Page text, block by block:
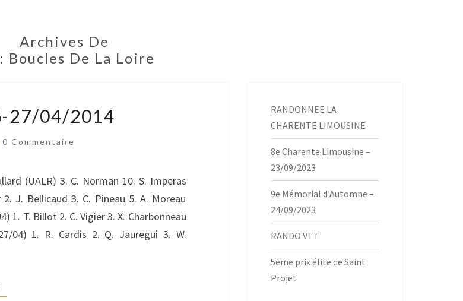
Archives De
Boucles De La Loire
27/04/2014
Commentaires
0 Commentaire
(UALR) 3. C. Norman 10. S. Imperas
J. Bellicaud 3. C. Pineau 5. A. Moreau
1. T. Billot 2. C. Vigier 3. X. Charbonneau
04) 1. R. Cardis 2. Q. Jauregui 3. W.
LIRE LA SUITE
RANDONNEE LA
CHARENTE LIMOUSINE
8e Charente Limousine –
23/09/2023
9e Mémorial d’Automne –
24/09/2023
RANDO VTT
5eme prix élite de Saint
Projet